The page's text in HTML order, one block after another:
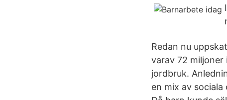
Redan nu
varav 72 miljoner
jordbruk.
en mix av